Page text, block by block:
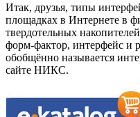
Итак, друзья, типы
площадках в Интернете в
твердотельных
форм-фактор, интерфейс и
обобщённо называется
сайте НИКС.